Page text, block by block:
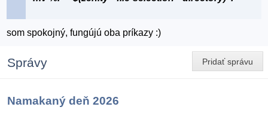
som spokojný, fungújú oba príkazy :)
Pridať správu
Správy
Namakaný deň 2026